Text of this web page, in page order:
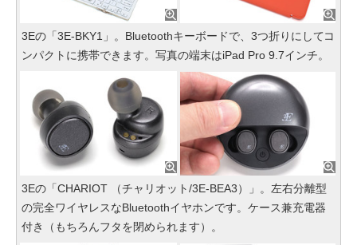
3Eの「3E-BKY1」。Bluetoothキーボードで、3つ折りにしてコ
ンパクトに携帯できます。写真の端末はiPad Pro 9.7インチ。
3Eの「CHARIOT （チャリオット/3E-BEA3）」。左右分離型
の完全ワイヤレスなBluetoothイヤホンです。ケース兼充電器
付き（もちろんフタを閉められます）。